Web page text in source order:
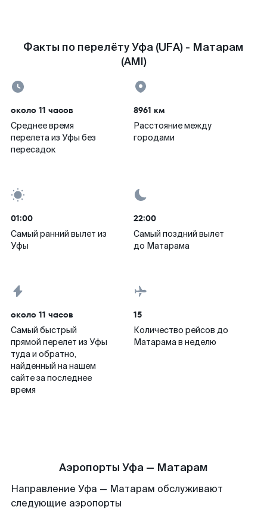
Факты по перелёту Уфа (UFA) - Матарам
(AMI)
около 11 часов
Среднее время
перелета из Уфы без
пересадок
8961 км
Расстояние между
городами
01:00
Самый ранний вылет из
Уфы
22:00
Самый поздний вылет
до Матарама
около 11 часов
Самый быстрый
прямой перелет из Уфы
туда и обратно,
найденный на нашем
сайте за последнее
время
15
Количество рейсов до
Матарама в неделю
Аэропорты Уфа — Матарам
Направление Уфа — Матарам обслуживают
следующие аэропорты